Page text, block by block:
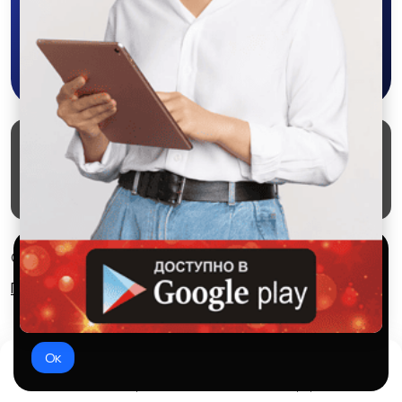
Dongfanghong
Тракторы KASUN Тракторы New Holland
Другие тракторы
Скачать в Google Play
Маркеты Блог
О проекте
Служба поддержки
Удаление аккаунта
Партнерка
© 2026 SALEX МАРКЕТ
Правила сервиса
Конфиденциальность
Используем куки и рекомендательные
технологии
Это чтобы сайт работал лучше. Оставаясь с нами, вы
соглашаетесь на использование файлов куки.
Ок